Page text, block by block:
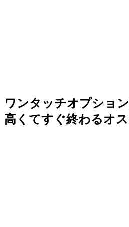
ワンタッチオプショ
高くてすぐ終わるオ